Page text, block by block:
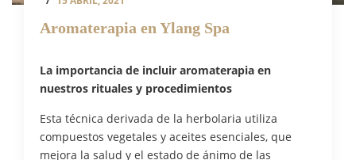
Aromaterapia en Ylang Spa
La importancia de incluir aromaterapia en
nuestros rituales y procedimientos
Esta técnica derivada de la herbolaria utiliza
compuestos vegetales y aceites esenciales, que
mejora la salud y el estado de ánimo de las